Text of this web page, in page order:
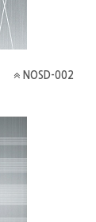
NOSD-002